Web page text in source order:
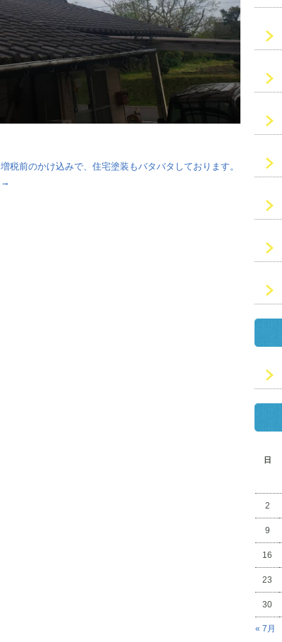
増税前のかけ込みで、住宅塗装もバタバタしております。
→
日
« 7月
2
9
16
23
30